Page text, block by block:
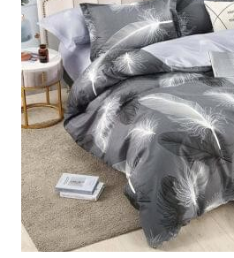
Cearceaf cu elastic
Cearceaf normal
Lenjerii De Pat Creponate
Lenjerii De Pat Bumbac Poplin 2
Persoane
Lenjerii De Pat Bumbac Poplin,
Matlasate, 2 Persoane
Lenjerii De Pat Bumbac Satinat 2
Persoane
Lenjerii De Pat Volanase
Lenjerii De Pat, Finet Premium 3D,